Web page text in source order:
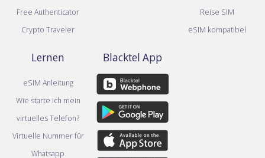
Free Authenticator
Crypto Traveler
Reise SIM
eSIM kompatibel
Lernen
eSIM Anleitung
Wie starte ich mein
virtuelles Telefon?
Virtuelle Nummer für
Whatsapp
Blacktel App